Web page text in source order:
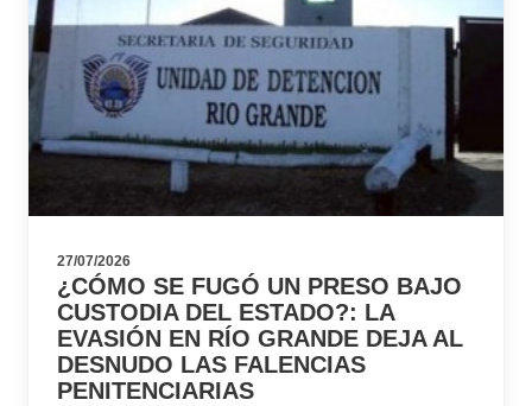
27/07/2026
¿CÓMO SE FUGÓ UN PRESO BAJO
CUSTODIA DEL ESTADO?: LA
EVASIÓN EN RÍO GRANDE DEJA AL
DESNUDO LAS FALENCIAS
PENITENCIARIAS